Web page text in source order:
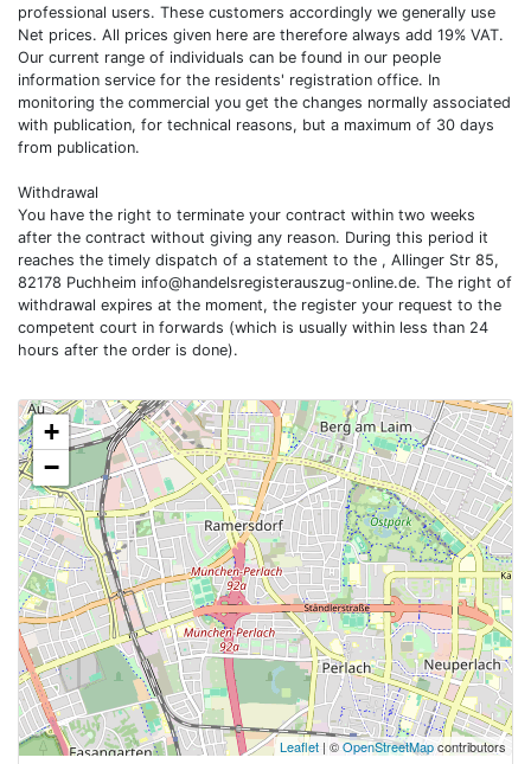
professional users. These customers accordingly we generally use
Net prices. All prices given here are therefore always add 19% VAT.
Our current range of individuals can be found in our people
information service for the residents' registration office. In
monitoring the commercial you get the changes normally associated
with publication, for technical reasons, but a maximum of 30 days
from publication.
Withdrawal
You have the right to terminate your contract within two weeks
after the contract without giving any reason. During this period it
reaches the timely dispatch of a statement to the , Allinger Str 85,
82178 Puchheim info@handelsregisterauszug-online.de. The right of
withdrawal expires at the moment, the register your request to the
competent court in forwards (which is usually within less than 24
hours after the order is done).
+
−
Leaflet| ©OpenStreetMapcontributors